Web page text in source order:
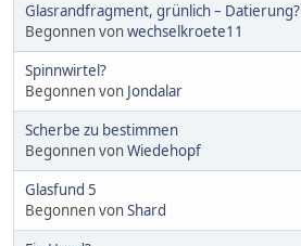
Glasrandfragment, grünlich – Datierung?
Begonnen vonwechselkroete11
Spinnwirtel?
Begonnen von Jondalar
Scherbe zu bestimmen
Begonnen vonWiedehopf
Glasfund 5
Begonnen vonShard